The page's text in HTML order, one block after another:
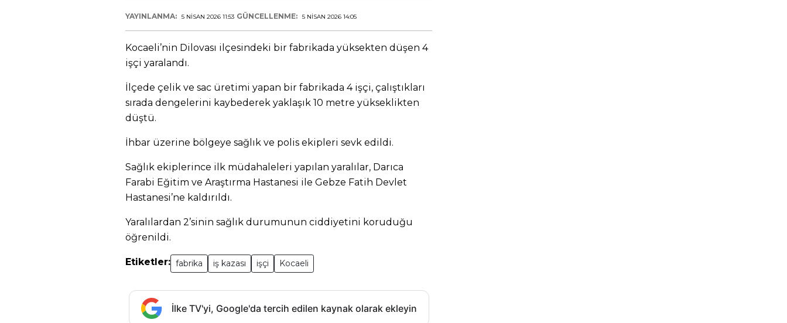
YAYINLANMA: 5 NISAN 2026 11:53 GÜNCELLENME: 5 NISAN 2026 14:05
Kocaeli’nin Dilovası ilçesindeki bir fabrikada yüksekten düşen 4
işçi yaralandı.
İlçede çelik ve sac üretimi yapan bir fabrikada 4 işçi, çalıştıkları
sırada dengelerini kaybederek yaklaşık 10 metre yükseklikten
düştü.
İhbar üzerine bölgeye sağlık ve polis ekipleri sevk edildi.
Sağlık ekiplerince ilk müdahaleleri yapılan yaralılar, Darıca
Farabi Eğitim ve Araştırma Hastanesi ile Gebze Fatih Devlet
Hastanesi’ne kaldırıldı.
Yaralılardan 2’sinin sağlık durumunun ciddiyetini koruduğu
öğrenildi.
Etiketler: fabrika iş kazası işçi Kocaeli
İlke TV'yi, Google'da tercih edilen kaynak olarak ekleyin